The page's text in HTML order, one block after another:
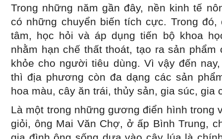
Trong những năm gần đây, nền kinh tế
có những chuyển biến tích cực. Trong
tâm, học hỏi và áp dụng tiến bộ khoa
nhằm hạn chế thất thoát, tạo ra sản
khỏe cho người tiêu dùng. Vì vậy đến
thì địa phương còn đa dạng các sản
hoa màu, cây ăn trái, thủy sản, gia súc, gia
Là một trong những gương điển hình trong
giỏi, ông Mai Văn Chợ, ở ấp Bình Trung,